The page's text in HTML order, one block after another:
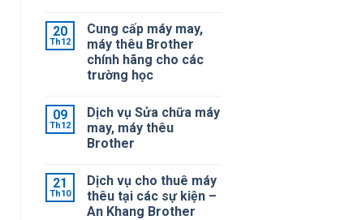
20
Th12
Cung cấp máy may,
máy thêu Brother
chính hãng cho các
trường học
09
Th12
Dịch vụ Sửa chữa máy
may, máy thêu
Brother
21
Th10
Dịch vụ cho thuê máy
thêu tại các sự kiện –
An Khang Brother